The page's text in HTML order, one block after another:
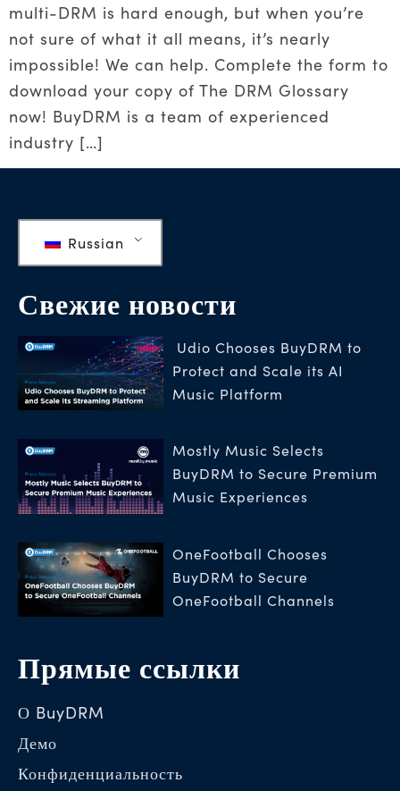
multi-DRM is hard enough, but when you’re
not sure of what it all means, it’s nearly
impossible! We can help. Complete the form to
download your copy of The DRM Glossary
now! BuyDRM is a team of experienced
industry […]
Russian
Прямые ссылки
О BuyDRM
Демо
Конфиденциальность
Свежие новости
Udio Chooses BuyDRM to
Protect and Scale its AI
Music Platform
Mostly Music Selects
BuyDRM to Secure Premium
Music Experiences
OneFootball Chooses
BuyDRM to Secure
OneFootball Channels